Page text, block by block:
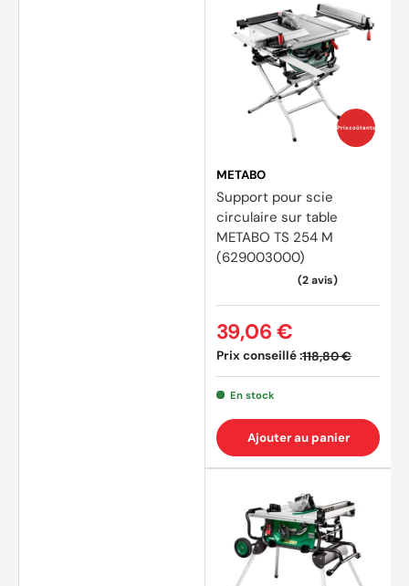
(6
Prix coûtants
METABO
Support pour scie
circulaire sur table
METABO TS 254 M
(629003000)
Prix conseillé :118,80 €
39,06 €
En stock
Ajouter au panier